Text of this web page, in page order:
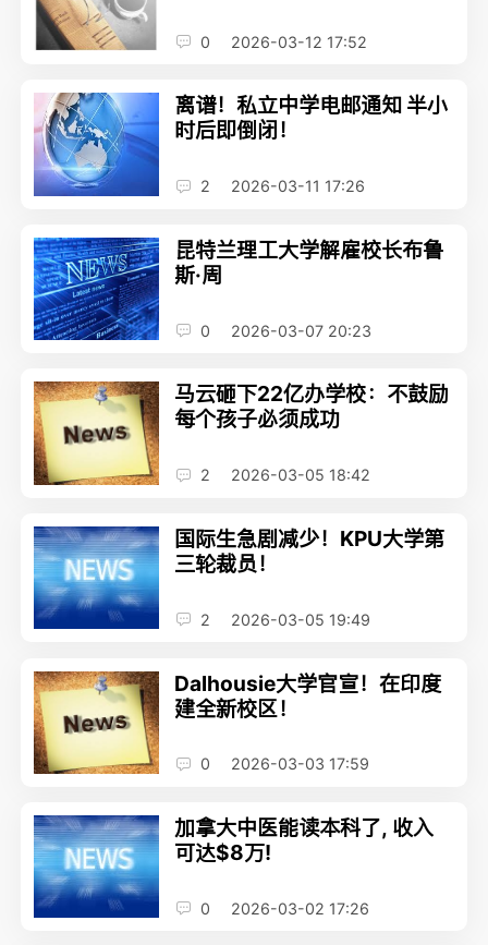
0 2026-03-12 17:52
离谱！私立中学电邮通知 半小
时后即倒闭！
2 2026-03-11 17:26
昆特兰理工大学解雇校长布鲁
斯·周
0 2026-03-07 20:23
马云砸下22亿办学校：不鼓励
每个孩子必须成功
2 2026-03-05 18:42
国际生急剧减少！KPU大学第
三轮裁员！
2 2026-03-05 19:49
Dalhousie大学官宣！在印度
建全新校区！
0 2026-03-03 17:59
加拿大中医能读本科了, 收入
可达$8万!
0 2026-03-02 17:26